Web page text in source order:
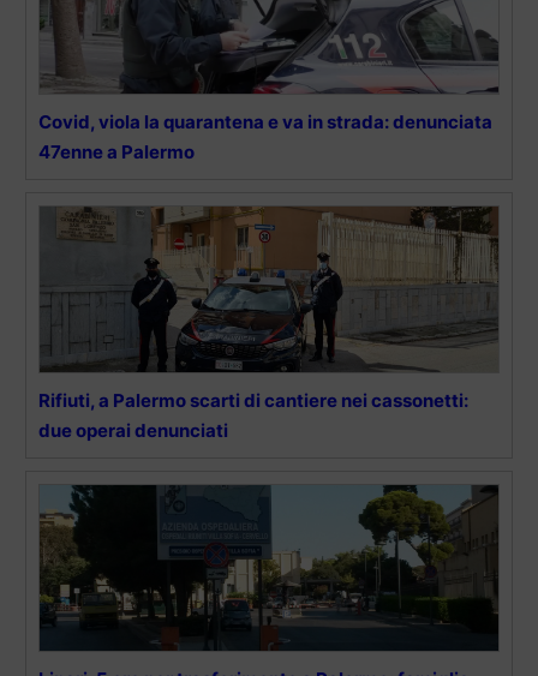
Covid, viola la quarantena e va in strada: denunciata
47enne a Palermo
Rifiuti, a Palermo scarti di cantiere nei cassonetti:
due operai denunciati